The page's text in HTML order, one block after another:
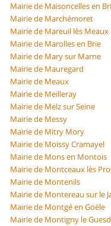
Mairie de Maisoncelles en
Mairie de Marchémoret
Mairie de Mareuil lès Meaux
Mairie de Marolles en Brie
Mairie de Mary sur Marne
Mairie de Mauregard
Mairie de Meaux
Mairie de Meilleray
Mairie de Melz sur Seine
Mairie de Messy
Mairie de Mitry Mory
Mairie de Moissy Cramayel
Mairie de Mons en Montois
Mairie de Montceaux lès
Mairie de Montenils
Mairie de Montereau sur le
Mairie de Montgé en Goële
Mairie de Montigny le